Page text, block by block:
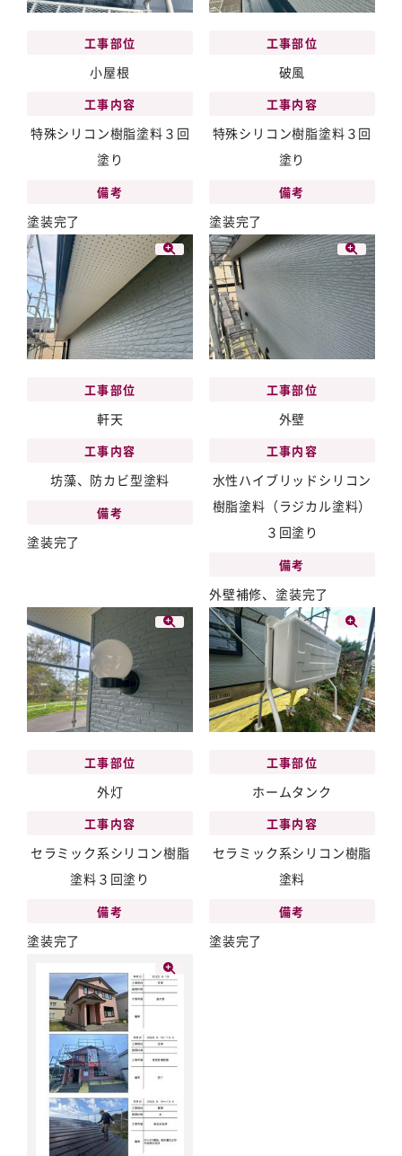
工事部位
小屋根
工事内容
特殊シリコン樹脂塗料３回
塗り
備考
塗装完了
工事部位
破風
工事内容
特殊シリコン樹脂塗料３回
塗り
備考
塗装完了
工事部位
軒天
工事内容
坊藻、防カビ型塗料
備考
塗装完了
工事部位
外壁
工事内容
水性ハイブリッドシリコン
樹脂塗料（ラジカル塗料）
３回塗り
備考
外壁補修、塗装完了
工事部位
外灯
工事内容
セラミック系シリコン樹脂
塗料３回塗り
備考
塗装完了
工事部位
ホームタンク
工事内容
セラミック系シリコン樹脂
塗料
備考
塗装完了